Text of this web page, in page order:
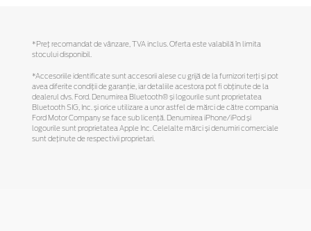
*Preţ recomandat de vânzare, TVA inclus. Oferta este valabilă în limita
stocului disponibil.
*Accesoriile identificate sunt accesorii alese cu grijă de la furnizori terți și pot
avea diferite condiții de garanție, iar detaliile acestora pot fi obținute de la
dealerul dvs. Ford. Denumirea Bluetooth® și logourile sunt proprietatea
Bluetooth SIG, Inc. și orice utilizare a unor astfel de mărci de către compania
Ford Motor Company se face sub licență. Denumirea iPhone/iPod și
logourile sunt proprietatea Apple Inc. Celelalte mărci și denumiri comerciale
sunt deținute de respectivii proprietari.